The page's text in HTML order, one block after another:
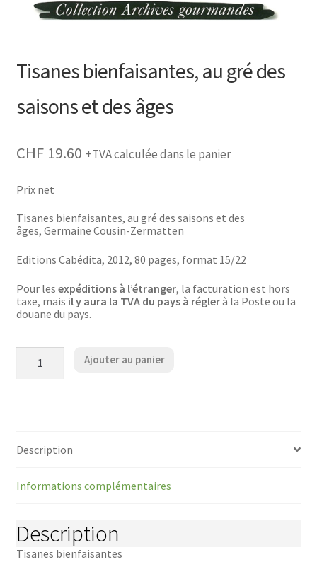
Tisanes bienfaisantes, au gré des
saisons et des âges
CHF19.60 +TVA calculée dans le panier
Prix net
Tisanes bienfaisantes, au gré des saisons et des
âges, Germaine Cousin-Zermatten
Editions Cabédita, 2012, 80 pages, format 15/22
Pour les expéditions à l’étranger, la facturation est hors
taxe, mais il y aura la TVA du pays à réglerà la Poste ou la
douane du pays.
et
âges
Ajouter au panier
Description
Informations complémentaires
Description
Tisanes bienfaisantes